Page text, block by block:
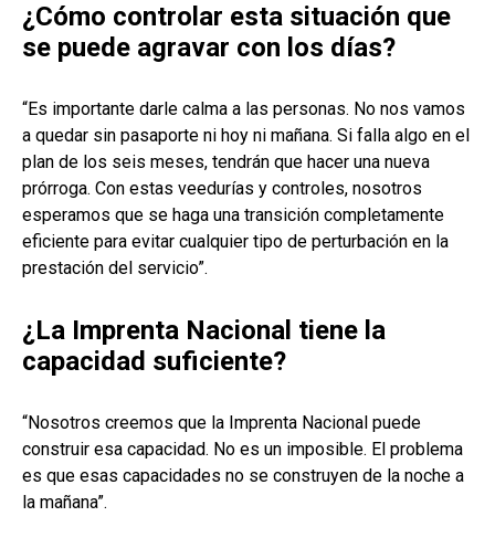
¿Cómo controlar esta situación que
se puede agravar con los días?
“Es importante darle calma a las personas. No nos vamos
a quedar sin pasaporte ni hoy ni mañana. Si falla algo en el
plan de los seis meses, tendrán que hacer una nueva
prórroga. Con estas veedurías y controles, nosotros
esperamos que se haga una transición completamente
eficiente para evitar cualquier tipo de perturbación en la
prestación del servicio”.
¿La Imprenta Nacional tiene la
capacidad suficiente?
“Nosotros creemos que la Imprenta Nacional puede
construir esa capacidad. No es un imposible. El problema
es que esas capacidades no se construyen de la noche a
la mañana”.